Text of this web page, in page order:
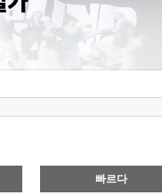
빠르다